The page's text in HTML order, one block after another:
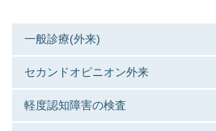
一般診療(外来)
セカンドオピニオン外来
軽度認知障害の検査